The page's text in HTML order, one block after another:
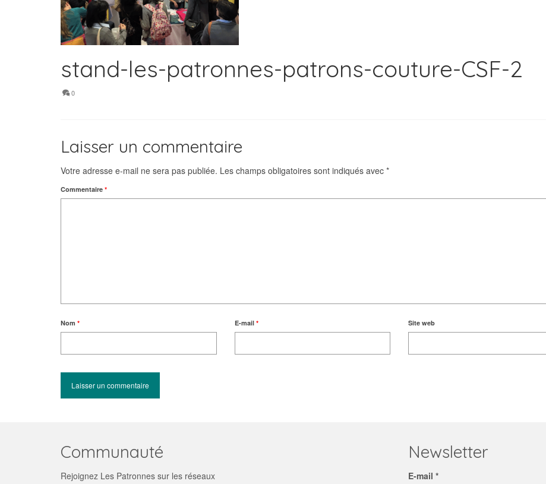
stand-les-patronnes-patrons-couture-CSF-2
0
Laisser un commentaire
Votre adresse e-mail ne sera pas publiée. Les champs obligatoires sont indiqués avec *
Commentaire *
Nom * E-mail * Site web
Communauté
Rejoignez Les Patronnes sur les réseaux
Newsletter
E-mail *